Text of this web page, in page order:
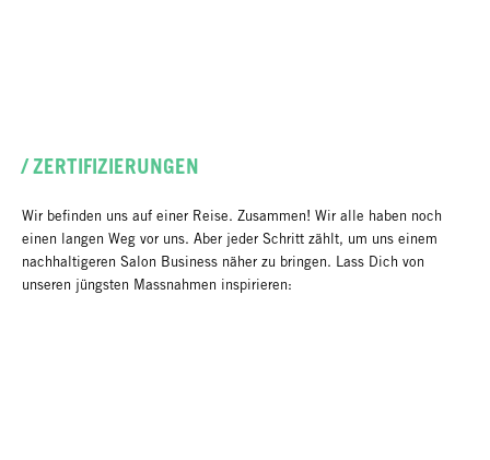
/ ZERTIFIZIERUNGEN
Wir befinden uns auf einer Reise. Zusammen! Wir alle haben noch
einen langen Weg vor uns. Aber jeder Schritt zählt, um uns einem
nachhaltigeren Salon Business näher zu bringen. Lass Dich von
unseren jüngsten Massnahmen inspirieren: